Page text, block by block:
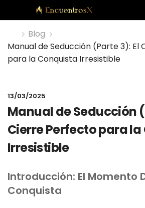
Blog
Manual de Seducción (Parte 3): El
para la Conquista Irresistible
13/03/2025
Manual de Seducción
Cierre Perfecto para
Irresistible
Introducción: El Momento
Conquista